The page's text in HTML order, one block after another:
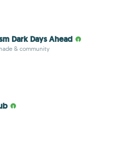
Dark Days Ahead
& community